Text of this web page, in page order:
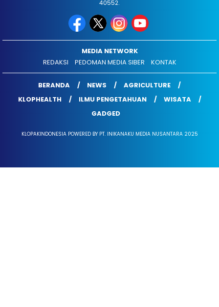
40552.
MEDIA NETWORK
REDAKSI
PEDOMAN MEDIA SIBER KONTAK
BERANDA NEWS
AGRICULTURE
KLOPHEALTH
ILMU PENGETAHUAN
WISATA
GADGED
KLOPAKINDONESIA POWERED BY PT. INIKANAKU MEDIA NUSANTARA 2025